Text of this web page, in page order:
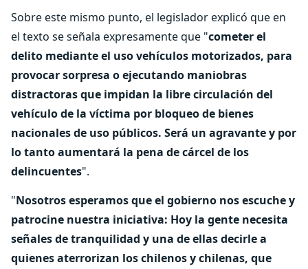
Sobre este mismo punto, el legislador explicó que en
el texto se señala expresamente que "cometer el
delito mediante el uso vehículos motorizados, para
provocar sorpresa o ejecutando maniobras
distractoras que impidan la libre circulación del
vehículo de la víctima por bloqueo de bienes
nacionales de uso públicos. Será un agravante y por
lo tanto aumentará la pena de cárcel de los
delincuentes".
"Nosotros esperamos que el gobierno nos escuche y
patrocine nuestra iniciativa: Hoy la gente necesita
señales de tranquilidad y una de ellas decirle a
quienes aterrorizan los chilenos y chilenas, que